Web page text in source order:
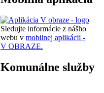
Sledujte informácie z nášho
webu v mobilnej aplikácii -
V OBRAZE.
Komunálne služby